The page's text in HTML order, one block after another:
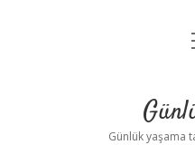
Günlük yaşama